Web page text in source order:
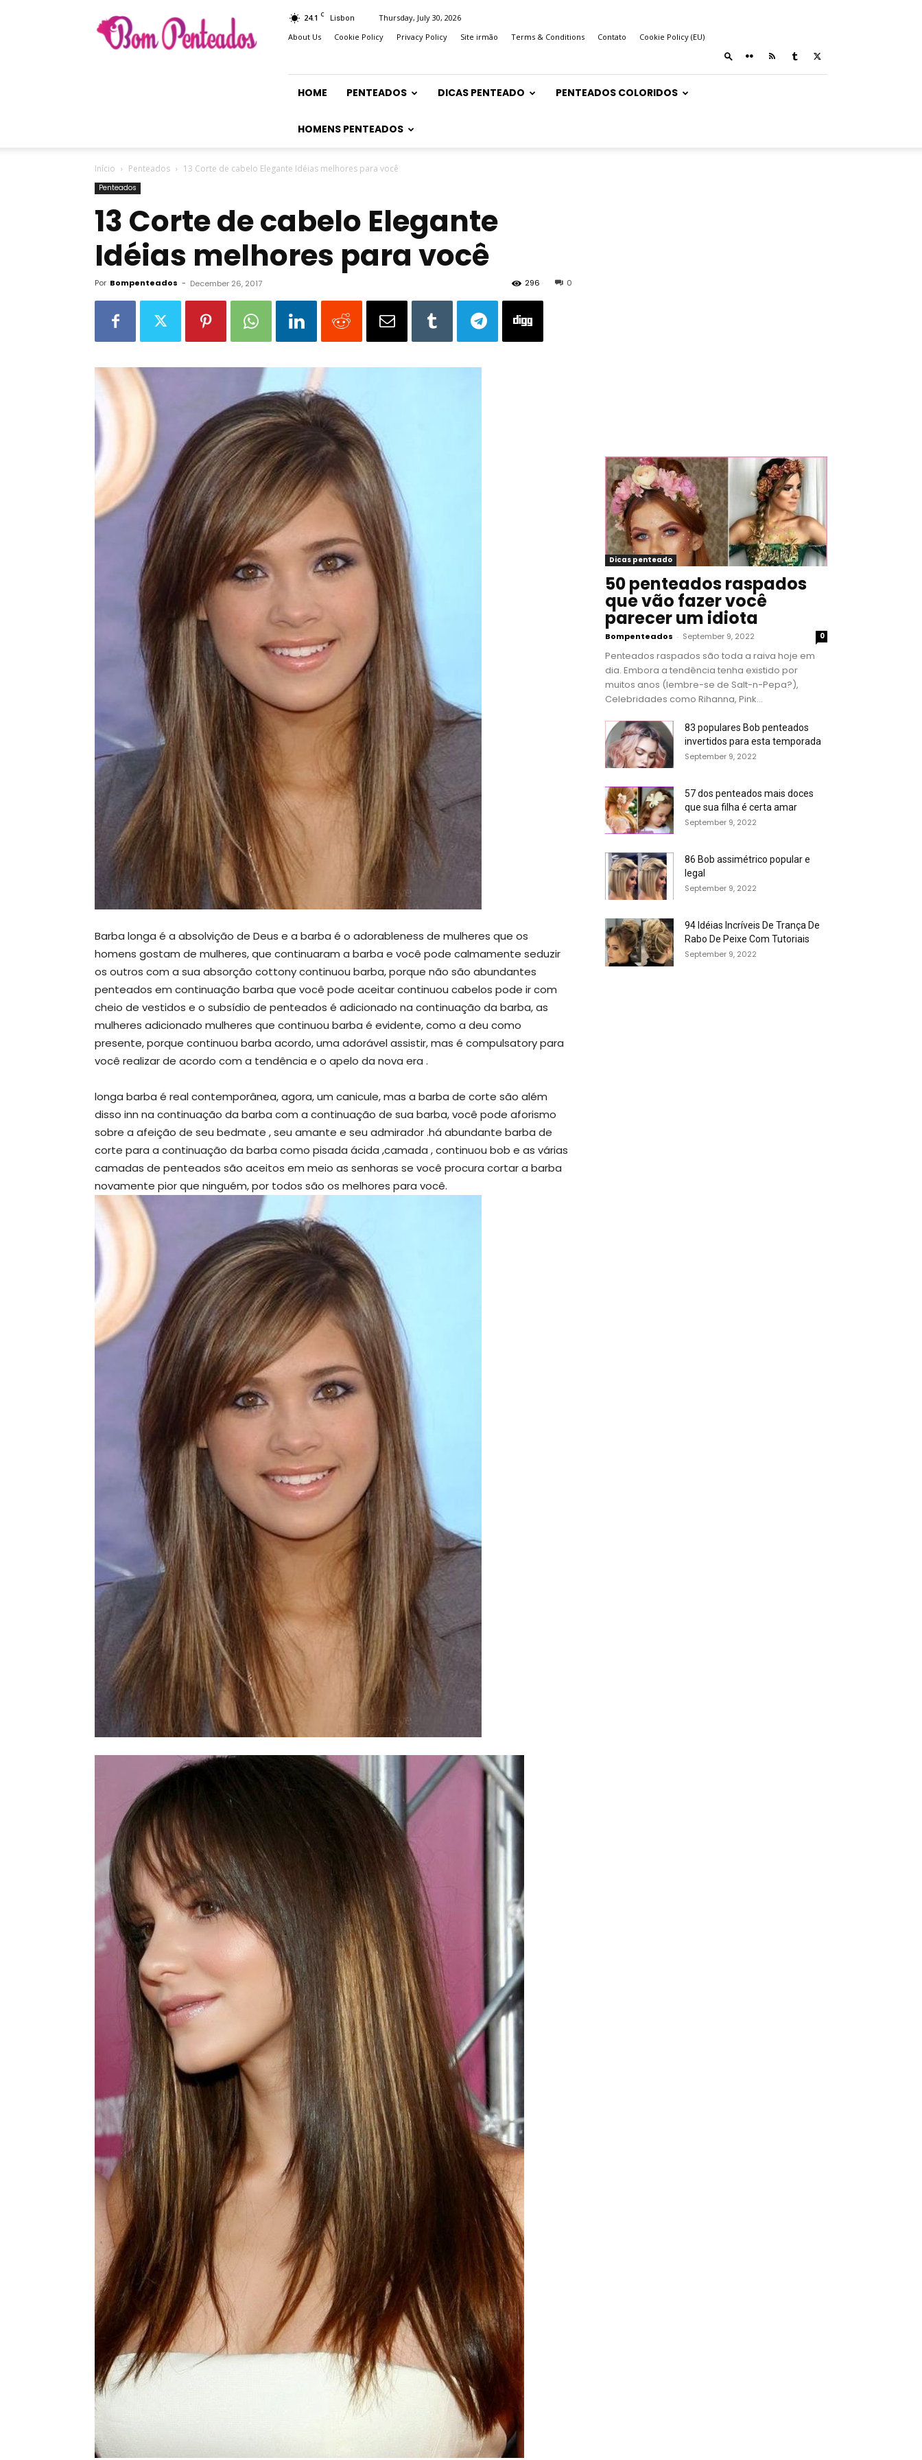
Penteados
24.1 C Lisbon
Thursday, July 30, 2026
About Us
Cookie Policy Privacy Policy Site irmão Terms & Conditions Contato Cookie Policy (EU)
HOME PENTEADOS DICAS PENTEADO PENTEADOS COLORIDOS
HOMENS PENTEADOS
Início Penteados 13 Corte de cabelo Elegante Idéias melhores para você
Penteados
13 Corte de cabelo Elegante
Idéias melhores para você
Por Bompenteados - December 26, 2017 0
296
Barba longa é a absolvição de Deus e a barba é o adorableness de mulheres que os
homens gostam de mulheres, que continuaram a barba e você pode calmamente seduzir
os outros com a sua absorção cottony continuou barba, porque não são abundantes
penteados em continuação barba que você pode aceitar continuou cabelos pode ir com
cheio de vestidos e o subsídio de penteados é adicionado na continuação da barba, as
mulheres adicionado mulheres que continuou barba é evidente, como a deu como
presente, porque continuou barba acordo, uma adorável assistir, mas é compulsatory para
você realizar de acordo com a tendência e o apelo da nova era .
longa barba é real contemporânea, agora, um canicule, mas a barba de corte são além
disso inn na continuação da barba com a continuação de sua barba, você pode aforismo
sobre a afeição de seu bedmate , seu amante e seu admirador .há abundante barba de
corte para a continuação da barba como pisada ácida ,camada , continuou bob e as várias
camadas de penteados são aceitos em meio as senhoras se você procura cortar a barba
novamente pior que ninguém, por todos são os melhores para você.
Dicas penteado
50 penteados raspados
que vão fazer você
parecer um idiota
Bompenteados - September 9, 2022 0
Penteados raspados são toda a raiva hoje em
dia. Embora a tendência tenha existido por
muitos anos (lembre-se de Salt-n-Pepa?),
Celebridades como Rihanna, Pink...
83 populares Bob penteados
invertidos para esta temporada
September 9, 2022
57 dos penteados mais doces
que sua filha é certa amar
September 9, 2022
86 Bob assimétrico popular e
legal
September 9, 2022
94 Idéias Incríveis De Trança De
Rabo De Peixe Com Tutoriais
September 9, 2022